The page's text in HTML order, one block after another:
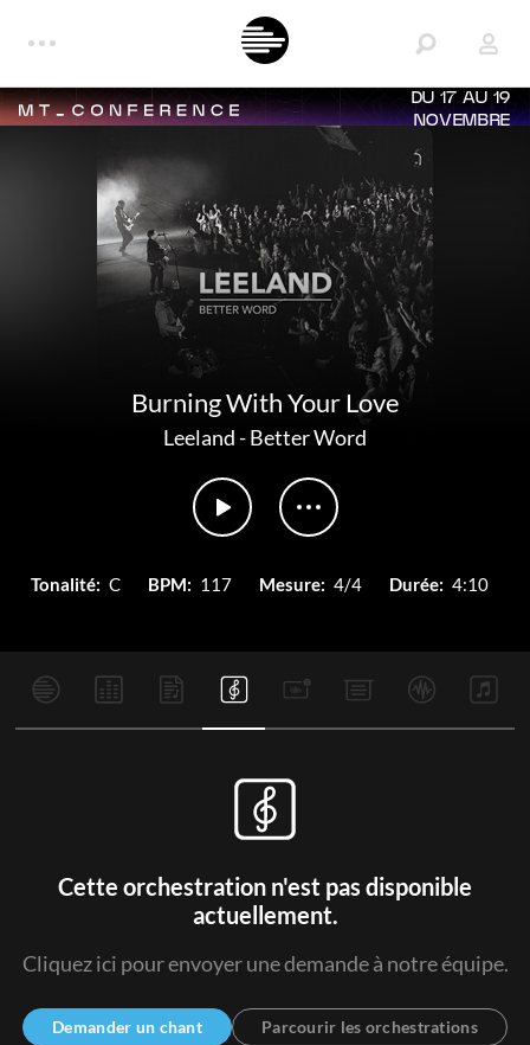
DU 17 AU 19
NOVEMBRE
Burning With Your Love
Leeland-Better Word
Tonalité: C BPM: 117 Mesure: 4/4 Durée: 4:10
Cette orchestration n'est pas disponible
actuellement.
Cliquez ici pour envoyer une demande à notre équipe.
Demander un chant Parcourir les orchestrations